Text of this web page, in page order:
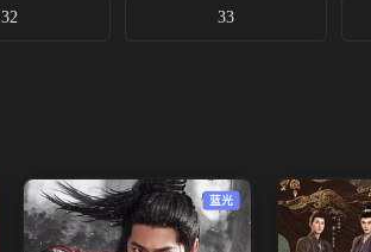
32 33
蓝光